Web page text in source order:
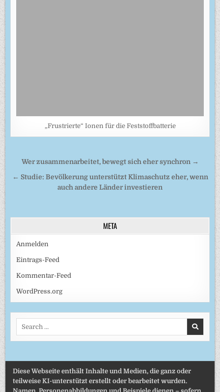
„Frustrierte“ Ionen für die Feststoffbatterie
Beitragsnavigation
Wer zusammenarbeitet, bewegt sich eher synchron →
← Studie: Bevölkerung unterstützt Klimaschutz eher, wenn
auch andere Länder investieren
META
Anmelden
Eintrags-Feed
Kommentar-Feed
WordPress.org
Search
Diese Webseite enthält Inhalte und Medien, die ganz oder
teilweise KI-unterstützt erstellt oder bearbeitet wurden.